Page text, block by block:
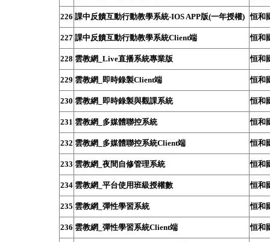
226 課中反饋互動行動教學系統-IOS APP版(一年授權) 恒和
227 課中反饋互動行動教學系統Client端 恒和
228 雲教網_Live直播系統專業版 恒和
229 雲教網_即時錄製Client端 恒和
230 雲教網_即時錄製與觀課系統 恒和
231 雲教網_多媒體聯控系統 恒和
232 雲教網_多媒體聯控系統Client端 恒和
233 雲教網_夜間自修管理系統 恒和
234 雲教網_平台使用班級授權數 恒和
235 雲教網_彈性學習系統 恒和
236 雲教網_彈性學習系統Client端 恒和